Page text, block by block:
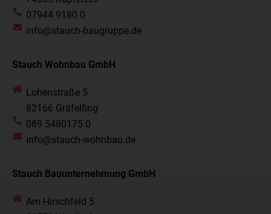
07944 9180 0
info@stauch-baugruppe.de
Stauch Wohnbau GmbH
Lohenstraße 5
82166 Gräfelfing
089 5480175 0
info@stauch-wohnbau.de
Stauch Bauunternehmung GmbH
Am Hirschfeld 5